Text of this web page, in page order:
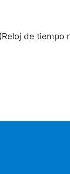
de tiempo